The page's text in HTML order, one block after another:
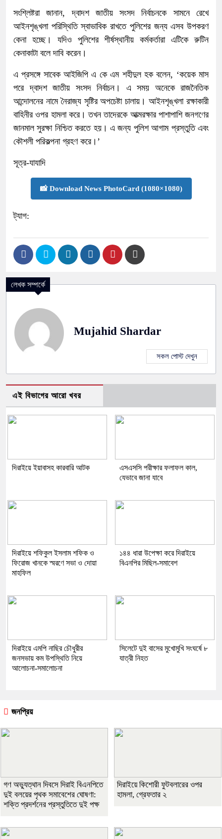
সংশ্লিষ্টরা জানান, দ্বাদশ জাতীয় সংসদ নির্বাচনকে সামনে রেখে
আইনশৃঙ্খলা পরিস্থিতি স্বাভাবিক রাখতে পুলিশের জন্য এসব উপকরণ
কেনা হচ্ছে। যদিও পুলিশের শীর্ষস্থানীয় কর্মকর্তারা এটিকে রুটিন
কেনাকাটা বলে দাবি করেন।
এ প্রসঙ্গে সাবেক আইজিপি এ কে এম শহীদুল হক বলেন, ‘কয়েক মাস
পরে দ্বাদশ জাতীয় সংসদ নির্বাচন। এ সময় অনেকে রাজনৈতিক
আন্দোলনের নামে নৈরাজ্য সৃষ্টির অপচেষ্টা চালায়। আইনশৃঙ্খলা রক্ষাকারী
বাহিনীর ওপর হামলা করে। তখন তাদেরকে আত্মরক্ষার পাশাপাশি জনগণের
জানমাল সুরক্ষা নিশ্চিত করতে হয়। এ জন্য পুলিশ আগাম প্রস্তুতি এবং
কৌশলী পরিকল্পনা গ্রহণ করে।’
সূত্র-যাযাদি
📸 Download News PhotoCard (1080×1080)
ট্যাগ:
লেখক সম্পর্কে
Mujahid Shardar
সকল পোস্ট দেখুন
এই বিভাগের আরো খবর
দিরাইয়ে ইয়াবাসহ কারবারি আটক
এসএসসি পরীক্ষার ফলাফল কাল,
যেভাবে জানা যাবে
দিরাইয়ে শফিকুল ইসলাম শফিক ও
ফিরোজ খানকে স্মরণে সভা ও দোয়া
মাহফিল
১৪৪ ধারা উপেক্ষা করে দিরাইয়ে
বিএনপির মিছিল-সমাবেশ
দিরাইয়ে এমপি নাছির চৌধুরীর
জনসভায় কম উপস্থিতি নিয়ে
আলোচনা-সমালোচনা
সিলেটে দুই বাসের মুখোমুখি সংঘর্ষে ৮
যাত্রী নিহত
জনপ্রিয়
গণ অভ্যুত্থান দিবসে দিরাই বিএনপিতে
দুই বলয়ের পৃথক সমাবেশের ঘোষণা:
শক্তি প্রদর্শনের প্রস্তুতিতে দুই পক্ষ
দিরাইয়ে কিশোরী ফুটবলারের ওপর
হামলা, গ্রেফতার ২